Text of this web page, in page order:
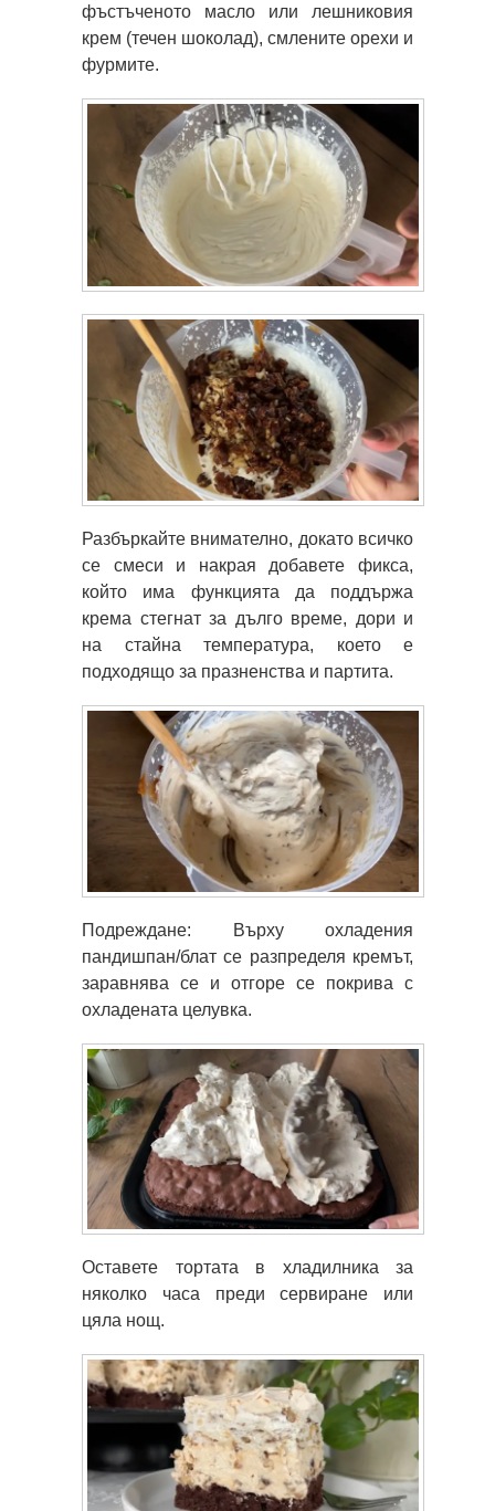
фъстъченото масло или лешниковия
крем (течен шоколад), смлените орехи и
фурмите.
Разбъркайте внимателно, докато всичко
се смеси и накрая добавете фикса,
който има функцията да поддържа
крема стегнат за дълго време, дори и
на стайна температура, което е
подходящо за празненства и партита.
Подреждане: Върху охладения
пандишпан/блат се разпределя кремът,
заравнява се и отгоре се покрива с
охладената целувка.
Оставете тортата в хладилника за
няколко часа преди сервиране или
цяла нощ.